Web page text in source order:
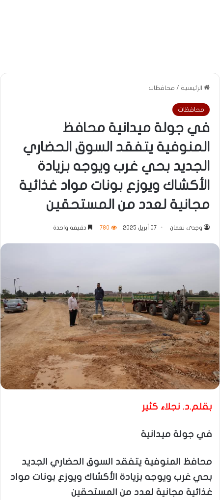
الرئيسية / محافظات
محافظات
في جولة ميدانية محافظ
المنوفية يتفقد السوق الحضاري
الجديد بحي غرب ويوجه بزيادة
الأكشاك ويوزع بونات مواد غذائية
مجانية لعدد من المستحقين
وجدى نعمان 07 أبريل 2025 780 دقيقة واحدة
بقلم.د. نجلاء كثير
في جولة ميدانية
محافظ المنوفية يتفقد السوق الحضاري الجديد
بحي غرب ويوجه بزيادة الأكشاك ويوزع بونات مواد
غذائية مجانية لعدد من المستحقين